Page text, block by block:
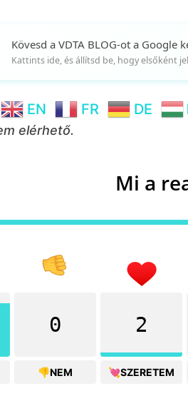
Kövesd a VDTA BLOG-ot a Google
Kattints ide, és állítsd be, hogy elsőként
EN FR DE
elérhető.
Mi a
0
👎NEM
2
💘SZERETEM